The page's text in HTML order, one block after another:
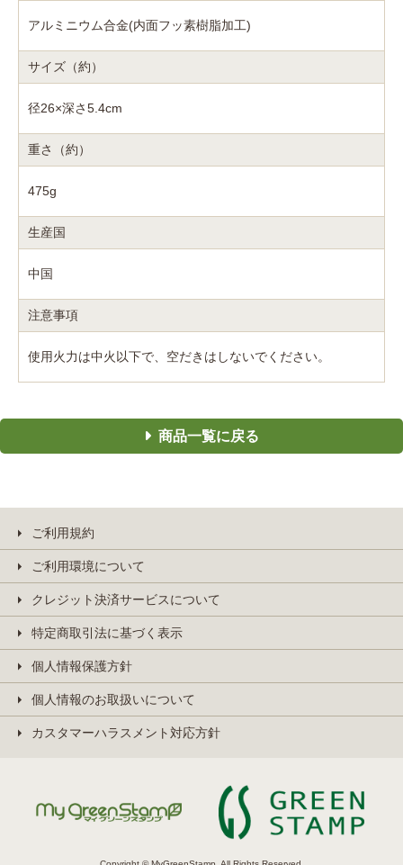
アルミニウム合金(内面フッ素樹脂加工)
サイズ（約）
径26×深さ5.4cm
重さ（約）
475g
生産国
中国
注意事項
使用火力は中火以下で、空だきはしないでください。
商品一覧に戻る
ご利用規約
ご利用環境について
クレジット決済サービスについて
特定商取引法に基づく表示
個人情報保護方針
個人情報のお取扱いについて
カスタマーハラスメント対応方針